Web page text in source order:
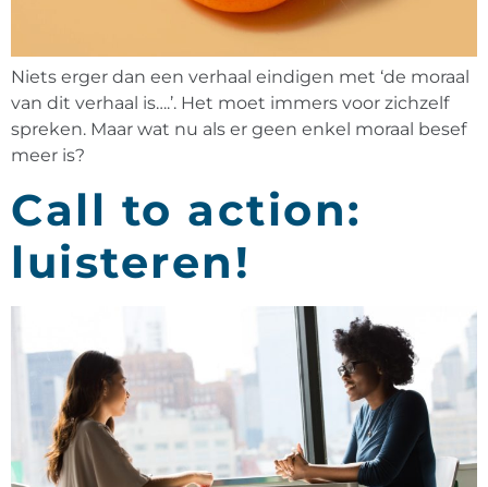
Niets erger dan een verhaal eindigen met ‘de moraal
van dit verhaal is….’. Het moet immers voor zichzelf
spreken. Maar wat nu als er geen enkel moraal besef
meer is?
Call to action:
luisteren!